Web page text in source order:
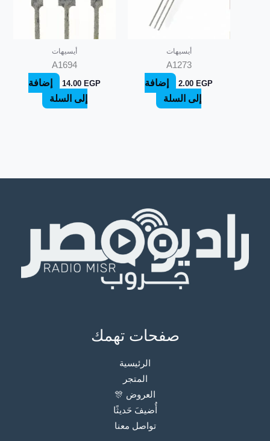
أيسيهات
A1273
2.00EGP
إضافة
إلى السلة
أيسيهات
A1694
14.00EGP
إضافة
إلى السلة
صفحات تهمك
الرئيسية
المتجر
العروض 🎊
أُضيفَ حَديثًا
تواصل معنا